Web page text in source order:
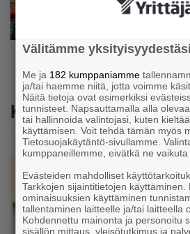
Matti Korvela on
”Asiakkainani on
Katso myös
Välitämme yksityisyydestäsi
Me ja 182 kumppaniamme
ja/tai haemme niitä, jotta voimme
Näitä tietoja ovat esimerkiksi
tunnisteet. Napsauttamalla alla
tai hallinnoida valintojasi, kuten
käyttämisen. Voit tehdä tämän myös
Tietosuojakäytäntö-sivullamme.
kumppaneillemme, eivätkä ne vaikuta
Evästeiden mahdolliset
Tarkkojen sijaintitietojen käyttäminen.
ominaisuuksien käyttäminen
tallentaminen laitteelle ja/tai laitteella
Kohdennettu mainonta ja personoitu
sisällön mittaus, yleisötutkimus ja